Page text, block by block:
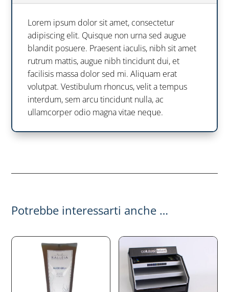
Lorem ipsum dolor sit amet, consectetur
adipiscing elit. Quisque non urna sed augue
blandit posuere. Praesent iaculis, nibh sit amet
rutrum mattis, augue nibh tincidunt dui, et
facilisis massa dolor sed mi. Aliquam erat
volutpat. Vestibulum rhoncus, velit a tempus
interdum, sem arcu tincidunt nulla, ac
ullamcorper odio magna vitae neque.
Potrebbe interessarti anche …